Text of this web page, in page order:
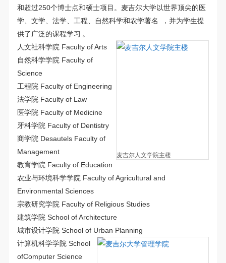
和超过250个博士点和硕士项目。麦吉尔大学以世界顶尖的医
学、文学、法学、工程、自然科学和农学著名
，并为学生提
供了广泛的课程学习 。
麦吉尔人文学院主楼
人文社科学院 Faculty of Arts
自然科学学院 Faculty of
Science
工程院 Faculty of Engineering
法学院 Faculty of Law
医学院 Faculty of Medicine
牙科学院 Faculty of Dentistry
商学院 Desautels Faculty of
Management
教育学院 Faculty of Education
农业与环境科学学院 Faculty of Agricultural and
Environmental Sciences
宗教研究学院 Faculty of Religious Studies
建筑学院 School of Architecture
城市设计学院 School of Urban Planning
计算机科学学院 School
ofComputer Science